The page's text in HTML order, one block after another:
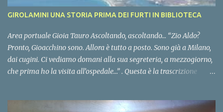
GIROLAMINI UNA STORIA PRIMA DEI FURTI IN BIBLIOTECA
Area portuale Gioia Tauro Ascoltando, ascoltando… “Zio Aldo?
Pronto, Gioacchino sono. Allora è tutto a posto. Sono già a Milano,
dai cugini. Ci vediamo domani alla sua segreteria, a mezzogiorno,
che prima ho la visita all’ospedale…” . Questa è la trascrizione
commissariato di PS di Gioia Tauro e dalla squadra mobile della